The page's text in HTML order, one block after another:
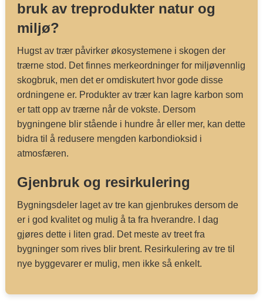
bruk av treprodukter natur og
miljø?
Hugst av trær påvirker økosystemene i skogen der
trærne stod. Det finnes merkeordninger for miljøvennlig
skogbruk, men det er omdiskutert hvor gode disse
ordningene er. Produkter av trær kan lagre karbon som
er tatt opp av trærne når de vokste. Dersom
bygningene blir stående i hundre år eller mer, kan dette
bidra til å redusere mengden karbondioksid i
atmosfæren.
Gjenbruk og resirkulering
Bygningsdeler laget av tre kan gjenbrukes dersom de
er i god kvalitet og mulig å ta fra hverandre. I dag
gjøres dette i liten grad. Det meste av treet fra
bygninger som rives blir brent. Resirkulering av tre til
nye byggevarer er mulig, men ikke så enkelt.